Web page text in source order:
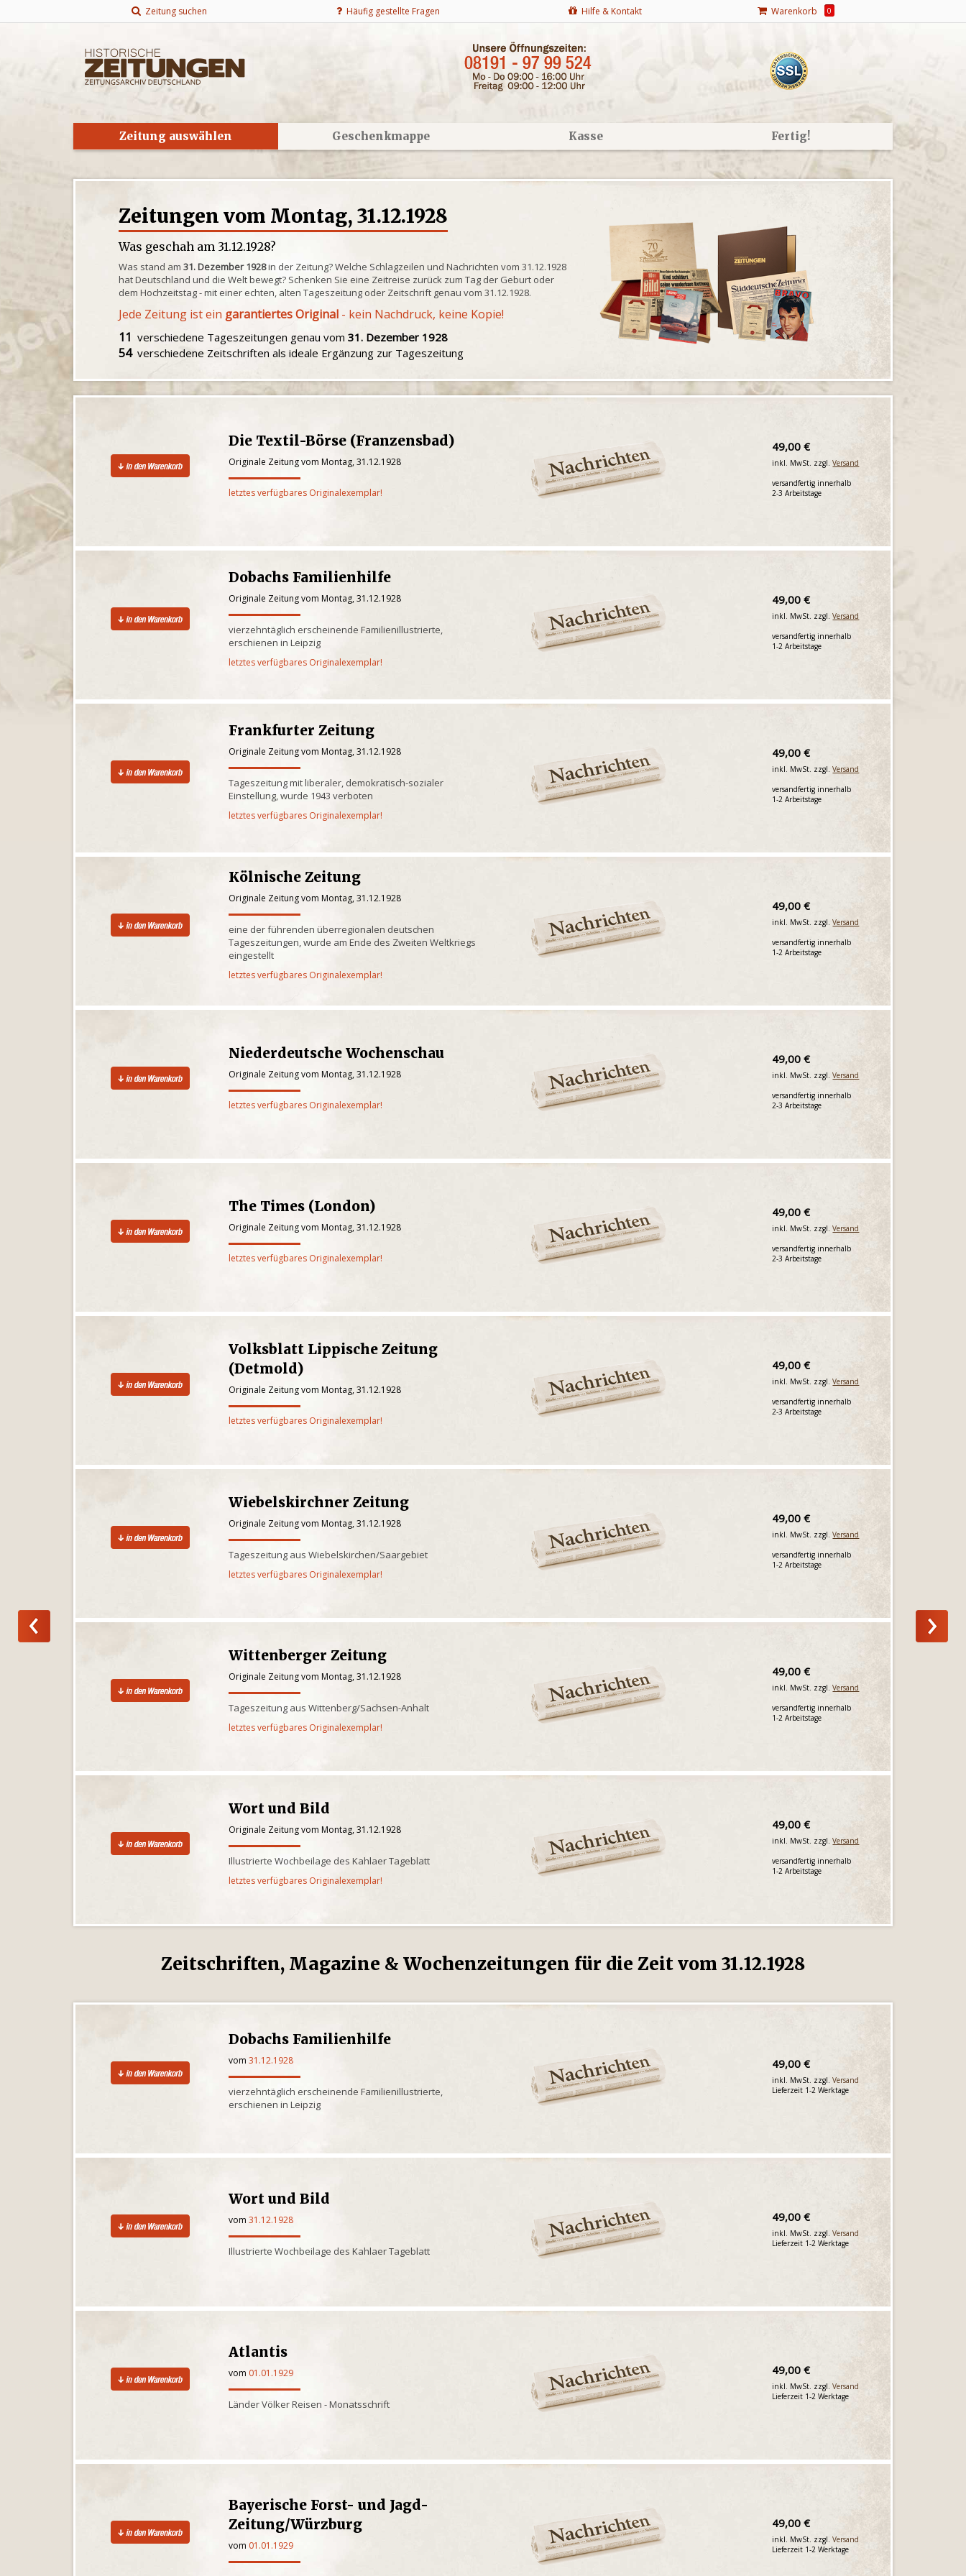
Zeitung suchen Häufig gestellte Fragen Hilfe & Kontakt Warenkorb 0
Zeitung auswählen Geschenkmappe Kasse Fertig!
Zeitungen vom Montag, 31.12.1928
Was geschah am 31.12.1928?
Was stand am31. Dezember 1928in der Zeitung? Welche Schlagzeilen und Nachrichten vom 31.12.1928
hat Deutschland und die Welt bewegt? Schenken Sie eine Zeitreise zurück zum Tag der Geburt oder
dem Hochzeitstag - mit einer echten, alten Tageszeitung oder Zeitschrift genau vom 31.12.1928.
Jede Zeitung ist ein garantiertes Original - kein Nachdruck, keine Kopie!
11 verschiedene Tageszeitungen genau vom31. Dezember 1928
54verschiedene Zeitschriften als ideale Ergänzung zur Tageszeitung
Die Textil-Börse (Franzensbad)
Originale Zeitung vom Montag, 31.12.1928
letztes verfügbares Originalexemplar!
49,00 €
inkl. MwSt. zzgl.Versand
versandfertig innerhalb
2-3 Arbeitstage
Dobachs Familienhilfe
Originale Zeitung vom Montag, 31.12.1928
vierzehntäglich erscheinende Familienillustrierte,
erschienen in Leipzig
letztes verfügbares Originalexemplar!
49,00 €
inkl. MwSt. zzgl.Versand
versandfertig innerhalb
1-2 Arbeitstage
Frankfurter Zeitung
Originale Zeitung vom Montag, 31.12.1928
Tageszeitung mit liberaler, demokratisch-sozialer
Einstellung, wurde 1943 verboten
letztes verfügbares Originalexemplar!
49,00 €
inkl. MwSt. zzgl.Versand
versandfertig innerhalb
1-2 Arbeitstage
Kölnische Zeitung
Originale Zeitung vom Montag, 31.12.1928
eine der führenden überregionalen deutschen
Tageszeitungen, wurde am Ende des Zweiten Weltkriegs
eingestellt
letztes verfügbares Originalexemplar!
49,00 €
inkl. MwSt. zzgl.Versand
versandfertig innerhalb
1-2 Arbeitstage
Niederdeutsche Wochenschau
Originale Zeitung vom Montag, 31.12.1928
letztes verfügbares Originalexemplar!
49,00 €
inkl. MwSt. zzgl.Versand
versandfertig innerhalb
2-3 Arbeitstage
The Times (London)
Originale Zeitung vom Montag, 31.12.1928
letztes verfügbares Originalexemplar!
49,00 €
inkl. MwSt. zzgl.Versand
versandfertig innerhalb
2-3 Arbeitstage
Volksblatt Lippische Zeitung
(Detmold)
Originale Zeitung vom Montag, 31.12.1928
letztes verfügbares Originalexemplar!
49,00 €
inkl. MwSt. zzgl.Versand
versandfertig innerhalb
2-3 Arbeitstage
Wiebelskirchner Zeitung
Originale Zeitung vom Montag, 31.12.1928
Tageszeitung aus Wiebelskirchen/Saargebiet
letztes verfügbares Originalexemplar!
49,00 €
inkl. MwSt. zzgl.Versand
versandfertig innerhalb
1-2 Arbeitstage
Wittenberger Zeitung
Originale Zeitung vom Montag, 31.12.1928
Tageszeitung aus Wittenberg/Sachsen-Anhalt
letztes verfügbares Originalexemplar!
49,00 €
inkl. MwSt. zzgl.Versand
versandfertig innerhalb
1-2 Arbeitstage
Wort und Bild
Originale Zeitung vom Montag, 31.12.1928
Illustrierte Wochbeilage des Kahlaer Tageblatt
letztes verfügbares Originalexemplar!
49,00 €
inkl. MwSt. zzgl.Versand
versandfertig innerhalb
1-2 Arbeitstage
Zeitschriften, Magazine & Wochenzeitungen für die Zeit vom 31.12.1928
Dobachs Familienhilfe
vom31.12.1928
vierzehntäglich erscheinende Familienillustrierte,
erschienen in Leipzig
49,00 €
inkl. MwSt. zzgl.Versand
Lieferzeit 1-2 Werktage
Wort und Bild
vom31.12.1928
Illustrierte Wochbeilage des Kahlaer Tageblatt
49,00 €
inkl. MwSt. zzgl.Versand
Lieferzeit 1-2 Werktage
Atlantis
vom 01.01.1929
Länder Völker Reisen - Monatsschrift
49,00 €
inkl. MwSt. zzgl.Versand
Lieferzeit 1-2 Werktage
Bayerische Forst- und Jagd-
Zeitung/Würzburg
vom 01.01.1929
49,00 €
inkl. MwSt. zzgl.Versand
Lieferzeit 1-2 Werktage